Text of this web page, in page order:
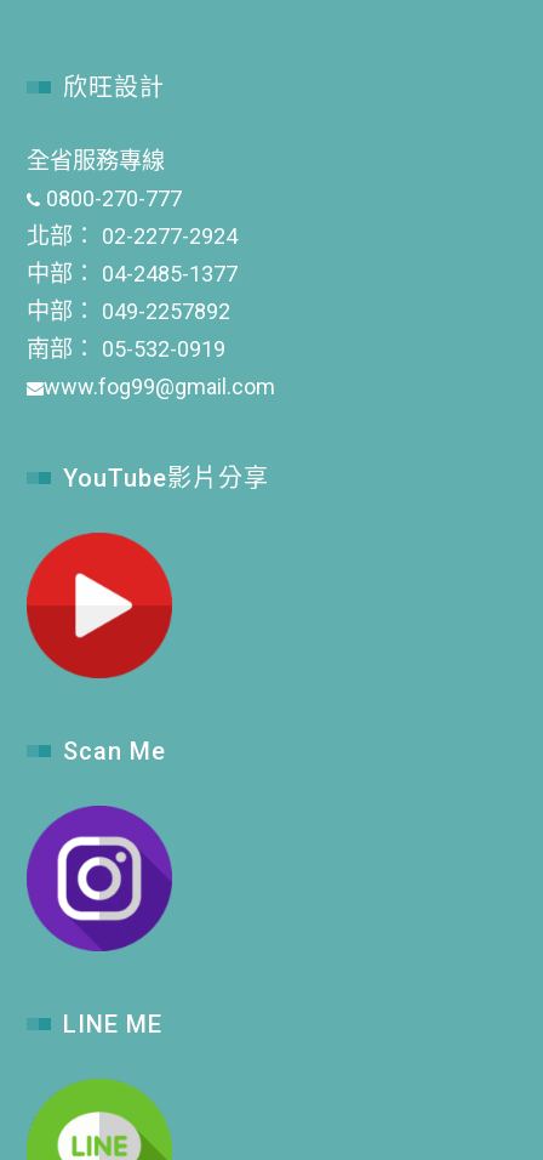
欣旺設計
全省服務專線
0800-270-777
北部： 02-2277-2924
中部： 04-2485-1377
中部： 049-2257892
南部： 05-532-0919
www.fog99@gmail.com
YouTube影片分享
Scan Me
LINE ME